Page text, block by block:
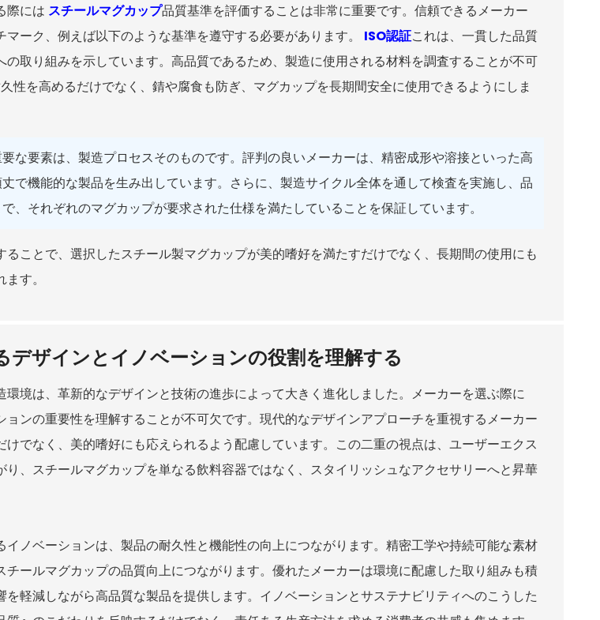
際には スチールマグカップ品質基準を評価することは非常に重要です。信頼できるメーカー
ーク、例えば以下のような基準を遵守する必要があります。 ISO認証これは、一貫した品質
の取り組みを示しています。高品質であるため、製造に使用される材料を調査することが不可
性を高めるだけでなく、錆や腐食も防ぎ、マグカップを長期間安全に使用できるようにしま
な要素は、製造プロセスそのものです。評判の良いメーカーは、精密成形や溶接といった高
で機能的な製品を生み出しています。さらに、製造サイクル全体を通して検査を実施し、品
、それぞれのマグカップが要求された仕様を満たしていることを保証しています。
ることで、選択したスチール製マグカップが美的嗜好を満たすだけでなく、長期間の使用にも
す。
デザインとイノベーションの役割を理解する
環境は、革新的なデザインと技術の進歩によって大きく進化しました。メーカーを選ぶ際に
ョンの重要性を理解することが不可欠です。現代的なデザインアプローチを重視するメーカー
けでなく、美的嗜好にも応えられるよう配慮しています。この二重の視点は、ユーザーエクス
り、スチールマグカップを単なる飲料容器ではなく、スタイリッシュなアクセサリーへと昇華
イノベーションは、製品の耐久性と機能性の向上につながります。精密工学や持続可能な素材
チールマグカップの品質向上につながります。優れたメーカーは環境に配慮した取り組みも積
を軽減しながら高品質な製品を提供します。イノベーションとサステナビリティへのこうした